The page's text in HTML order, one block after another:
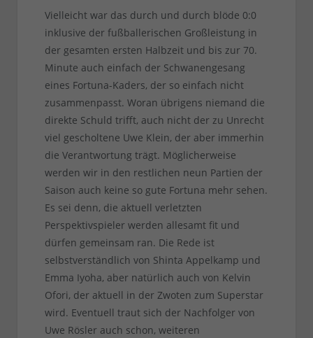
Vielleicht war das durch und durch blöde 0:0
inklusive der fußballerischen Großleistung in
der gesamten ersten Halbzeit und bis zur 70.
Minute auch einfach der Schwanengesang
eines Fortuna-Kaders, der so einfach nicht
zusammenpasst. Woran übrigens niemand die
direkte Schuld trifft, auch nicht der zu Unrecht
viel gescholtene Uwe Klein, der aber immerhin
die Verantwortung trägt. Möglicherweise
werden wir in den restlichen neun Partien der
Saison auch keine so gute Fortuna mehr sehen.
Es sei denn, die aktuell verletzten
Perspektivspieler werden allesamt fit und
dürfen gemeinsam ran. Die Rede ist
selbstverständlich von Shinta Appelkamp und
Emma Iyoha, aber natürlich auch von Kelvin
Ofori, der aktuell in der Zwoten zum Superstar
wird. Eventuell traut sich der Nachfolger von
Uwe Rösler auch schon, weiteren